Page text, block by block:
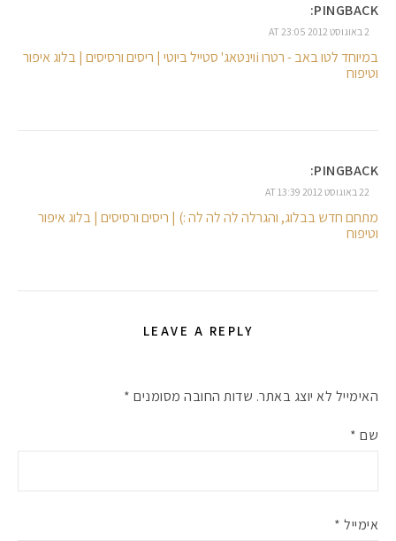
PINGBACK:
2 באוגוסט 2012 AT 23:05
במיוחד לטו באב - רטרו iוינטאג' סטייל ביוטי | ריסים ורסיסים | בלוג איפור
וטיפוח
PINGBACK:
22 באוגוסט 2012 AT 13:39
מתחם חדש בבלוג, והגרלה לה לה לה :) | ריסים ורסיסים | בלוג איפור
וטיפוח
LEAVE A REPLY
האימייל לא יוצג באתר. שדות החובה מסומנים *
שם *
אימייל *